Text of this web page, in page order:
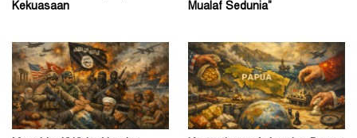
Kekuasaan
Mualaf Sedunia”